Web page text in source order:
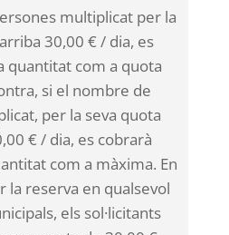
multiplicat per la
30,00 € / dia, es
quantitat com a quota
si el nombre de
per la seva quota
€ / dia, es cobrarà
com a màxima. En
la reserva en qualsevol
els sol·licitants